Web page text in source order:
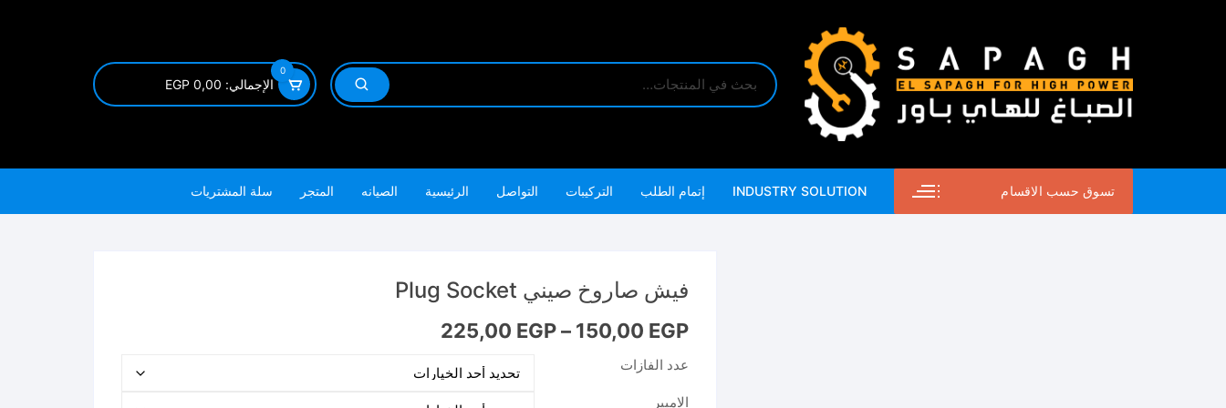
0
الإجمالي: 0,00
EGP
تسوق حسب الاقسام INDUSTRY SOLUTION إتمام الطلب التركيبات التواصل الرئيسية الصيانه المتجر سلة المشتريات
فيش صاروخ صيني Plug Socket
150,00 EGP
–
225,00 EGP
خلال
عدد الفازات
الامبير